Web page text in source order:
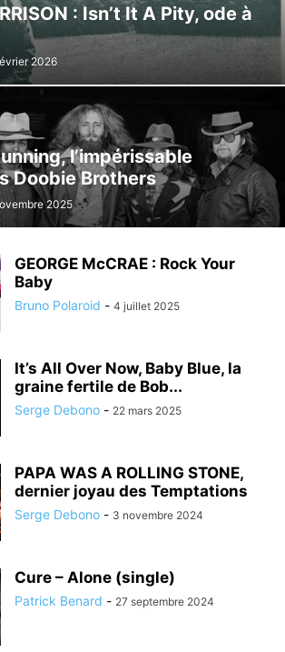
: Isn’t It A Pity, ode à
2026
l’impérissable
Doobie Brothers
2025
GEORGE McCRAE : Rock Your
Baby
Bruno Polaroid - 4 juillet 2025
It’s All Over Now, Baby Blue, la
graine fertile de Bob...
Serge Debono - 22 mars 2025
PAPA WAS A ROLLING STONE,
dernier joyau des Temptations
Serge Debono - 3 novembre 2024
Cure – Alone (single)
Patrick Benard - 27 septembre 2024